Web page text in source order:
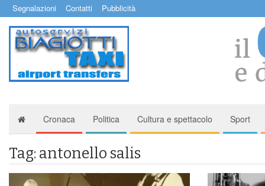
Segnalazioni Contatti Pubblicità
Cronaca Politica Cultura e spettacolo Sport
Tag: antonello salis